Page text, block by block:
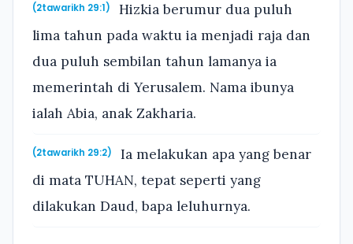
(2tawarikh 29:1)
Hizkia berumur dua puluh
lima tahun pada waktu ia menjadi raja dan
dua puluh sembilan tahun lamanya ia
memerintah di Yerusalem. Nama ibunya
ialah Abia, anak Zakharia.
(2tawarikh 29:2)
Ia melakukan apa yang benar
di mata TUHAN, tepat seperti yang
dilakukan Daud, bapa leluhurnya.